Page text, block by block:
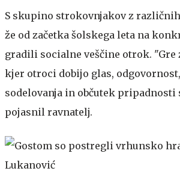
S skupino strokovnjakov z
že od začetka šolskega leta na
gradili socialne veščine otrok. "Gre
kjer otroci dobijo glas,
sodelovanja in občutek pripadnosti
pojasnil ravnatelj.